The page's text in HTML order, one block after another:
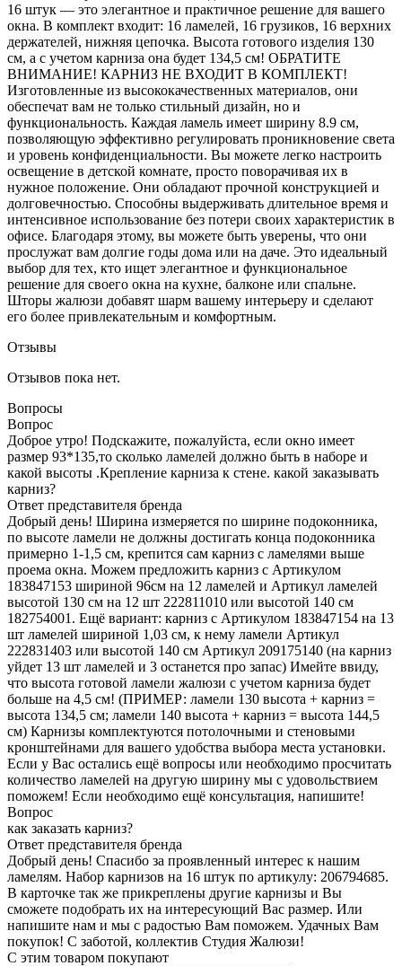
16 штук — это элегантное и практичное решение для вашего
окна. В комплект входит: 16 ламелей, 16 грузиков, 16 верхних
держателей, нижняя цепочка. Высота готового изделия 130
см, а с учетом карниза она будет 134,5 см! ОБРАТИТЕ
ВНИМАНИЕ! КАРНИЗ НЕ ВХОДИТ В КОМПЛЕКТ!
Изготовленные из высококачественных материалов, они
обеспечат вам не только стильный дизайн, но и
функциональность. Каждая ламель имеет ширину 8.9 см,
позволяющую эффективно регулировать проникновение света
и уровень конфиденциальности. Вы можете легко настроить
освещение в детской комнате, просто поворачивая их в
нужное положение. Они обладают прочной конструкцией и
долговечностью. Способны выдерживать длительное время и
интенсивное использование без потери своих характеристик в
офисе. Благодаря этому, вы можете быть уверены, что они
прослужат вам долгие годы дома или на даче. Это идеальный
выбор для тех, кто ищет элегантное и функциональное
решение для своего окна на кухне, балконе или спальне.
Шторы жалюзи добавят шарм вашему интерьеру и сделают
его более привлекательным и комфортным.
Отзывы
Отзывов пока нет.
Вопросы
Вопрос
Доброе утро! Подскажите, пожалуйста, если окно имеет
размер 93*135,то сколько ламелей должно быть в наборе и
какой высоты .Крепление карниза к стене. какой заказывать
карниз?
Ответ представителя бренда
Добрый день! Ширина измеряется по ширине подоконника,
по высоте ламели не должны достигать конца подоконника
примерно 1-1,5 см, крепится сам карниз с ламелями выше
проема окна. Можем предложить карниз с Артикулом
183847153 шириной 96см на 12 ламелей и Артикул ламелей
высотой 130 см на 12 шт 222811010 или высотой 140 см
182754001. Ещё вариант: карниз с Артикулом 183847154 на 13
шт ламелей шириной 1,03 см, к нему ламели Артикул
222831403 или высотой 140 см Артикул 209175140 (на карниз
уйдет 13 шт ламелей и 3 останется про запас) Имейте ввиду,
что высота готовой ламели жалюзи с учетом карниза будет
больше на 4,5 см! (ПРИМЕР: ламели 130 высота + карниз =
высота 134,5 см; ламели 140 высота + карниз = высота 144,5
см) Карнизы комплектуются потолочными и стеновыми
кронштейнами для вашего удобства выбора места установки.
Если у Вас остались ещё вопросы или необходимо просчитать
количество ламелей на другую ширину мы с удовольствием
поможем! Если необходимо ещё консультация, напишите!
Вопрос
как заказать карниз?
Ответ представителя бренда
Добрый день! Спасибо за проявленный интерес к нашим
ламелям. Набор карнизов на 16 штук по артикулу: 206794685.
В карточке так же прикреплены другие карнизы и Вы
сможете подобрать их на интересующий Вас размер. Или
напишите нам и мы с радостью Вам поможем. Удачных Вам
покупок! С заботой, коллектив Студия Жалюзи!
С этим товаром покупают